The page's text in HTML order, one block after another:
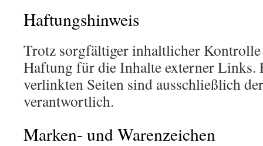
Haftungshinweis
Trotz sorgfältiger inhaltlicher
Haftung für die Inhalte externer Links.
verlinkten Seiten sind ausschließlich
verantwortlich.
Marken- und Warenzeichen